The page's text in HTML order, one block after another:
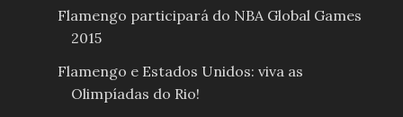
Flamengo participará do NBA Global Games
2015
Flamengo e Estados Unidos: viva as
Olimpíadas do Rio!